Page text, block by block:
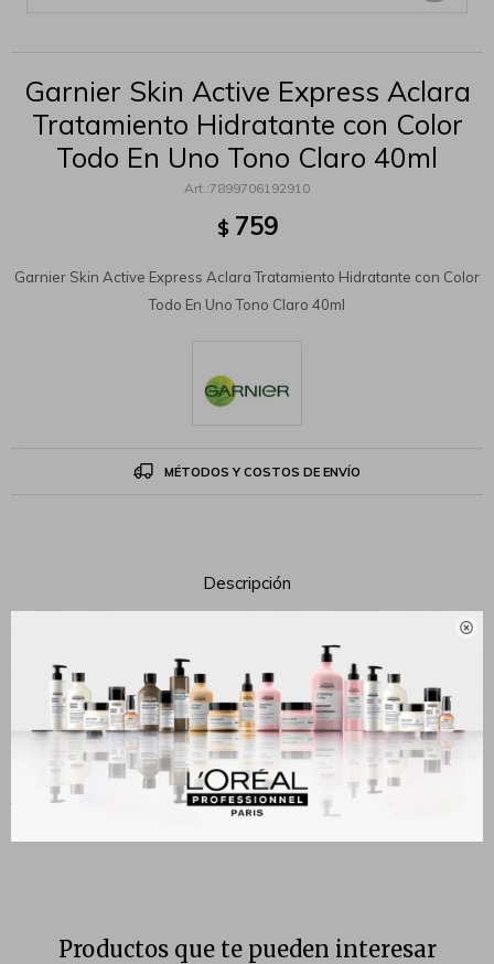

Garnier Skin Active Express Aclara
Tratamiento Hidratante con Color
Todo En Uno Tono Claro 40ml
7899706192910
$ 759
Garnier Skin Active Express Aclara Tratamiento Hidratante con Color
Todo En Uno Tono Claro 40ml
MÉTODOS Y COSTOS DE ENVÍO
Descripción
El Tratamiento Hidratante con color Todo en Uno Tono Claro de
Garnier Express Aclara corrige imperfecciones, reduce el aspecto de
las manchas y unifica el tono de la piel, mientras ayuda a protegerla
del sol gracias a su factor de protección solar 50. La cobertura es
instántanea con un efecto anti manchas y anti-imperfecciones. Su
textura ligera y fluida es apta para todo tipo de pieles y fue
Productos que te pueden interesar